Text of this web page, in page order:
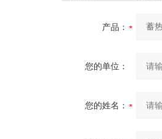
产品：
您的单位：
您的姓名：